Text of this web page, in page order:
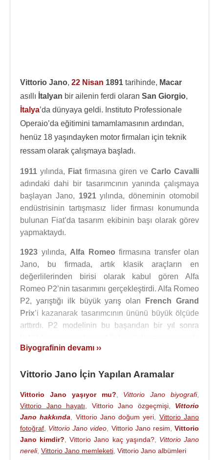
Vittorio Jano, 22 Nisan 1891 tarihinde, Macar
asıllı İtalyan bir ailenin ferdi olaran San Giorgio,
İtalya’da dünyaya geldi. Instituto Professionale
Operaio’da eğitimini tamamlamasının ardından,
henüz 18 yaşındayken motor firmaları için teknik
ressam olarak çalışmaya başladı.
1911 yılında, Fiat firmasına giren ve Carlo Cavalli
adındaki dahi bir tasarımcının yanında çalışmaya
başlayan Jano, 1921yılında, döneminin otomobil
endüstrisinin tartışmasız lider firması konumunda
bulunan Fiat’da tasarım ekibinin başı olarak görev
yapmaktaydı.
1923 yılında, Alfa Romeo firmasına transfer olan
Jano, bu firmada, artık klasik araçların en
değerlilerinden birisi olarak kabul gören Alfa
Romeo P2’nin tasarımını gerçekleştirdi. Alfa Romeo
P2, yarıştığı ilk büyük yarış olan
French Grand
Prix’i kazanarak tasarımcının ününü büyük ölçüde
arttırdı. P2 modelinin bu başarıdan bir yıl sonra
sürücü koltuğunda oturan
sürücü koltuğuna geçip yarışlara devam etmesi
sembollerinden birisi olarak kalmaya devam ett.
1929 yılından itibaren spor araba yapımcılığına
yönelen Jano,Alfa Romeofirması için 1750 Sport
ve P3 modellerini tasarladı. P3 modeli ileGerman
Grand Prix
1935’e katılanİtalyanpilotTazio
Biyografinin devamı ››
Vittorio Jano İçin Yapılan Aramalar
Vittorio Jano yaşıyor mu? Vittorio Jano biyografi,
Vittorio Jano hayatı
Vittorio Jano özgeçmişi, Vittorio
Jano hakkında
Vittorio Jano doğum yeri
Vittorio Jano
fotoğraf
Vittorio Jano video Vittorio Jano resim ,Vittorio
Jano kimdir? ,Vittorio Jano kaç yaşında?, Vittorio Jano
nereli, Vittorio Jano memleketi Vittorio Jano albümleri